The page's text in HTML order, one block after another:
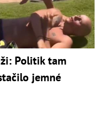
Politik tam
jemné